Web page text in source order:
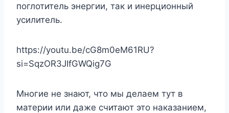
поглотитель энергии, так и инерционный
усилитель.
https://youtu.be/cG8m0eM61RU?
si=SqzOR3JIfGWQig7G
Многие не знают, что мы делаем тут в
материи или даже считают это наказанием,